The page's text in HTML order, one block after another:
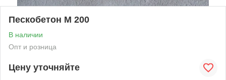
Пескобетон М 200
В наличии
Опт и розница
Цену уточняйте